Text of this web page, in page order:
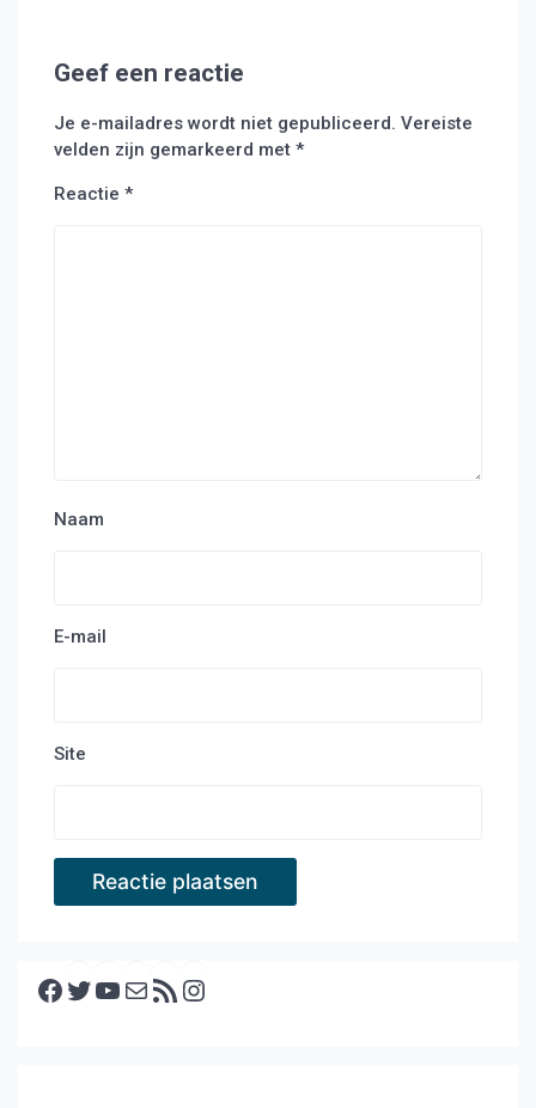
Geef een reactie
Je e-mailadres wordt niet gepubliceerd. Vereiste
velden zijn gemarkeerd met *
Reactie *
Naam
E-mail
Site
Facebook Twitter YouTube E-mail RSS feed